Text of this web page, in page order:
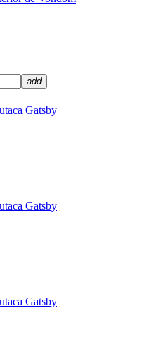
add